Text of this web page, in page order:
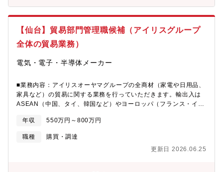
深く関与することが可能です。開発した製品が市場で使われ、お
です。【開発可能性のある商品例】・LiCONEX無線照明システム
の親機・子機・センサー機器・無線照明制御用アプリ・ソフトウ
最適化、制御アルゴリズムの開発・BEMSやスマートビルシステ
トウェア開発、筐体設計などの社内各専門チームと連携し、プロ
ジェクト推進・顧客や社内営業とのヒアリングを通じて、実用
性・市場性を両立した製品開発を目指す
【仙台】貿易部門管理職候補（アイリスグループ
全体の貿易業務）
電気・電子・半導体メーカー
■業務内容：アイリスオーヤマグループの全商材（家電や日用品、
家具など）の貿易に関する業務を行っていただきます。輸出入は
ASEAN（中国、タイ、韓国など）やヨーロッパ（フランス・イギ
が発生するため、その国に応じた対応を行っていただきます。■業
務詳細：・海外現地法人や協力企業からの輸出入対応、三国間貿
易・関税や法律の専門知識を活かした貿易業務・貿易にかかる業
務の企画・実務運営【変更の範囲：会社の定める業務】■雇用元に
年収 550万円～800万円
職種
購買・調達
更新日 2026.06.25